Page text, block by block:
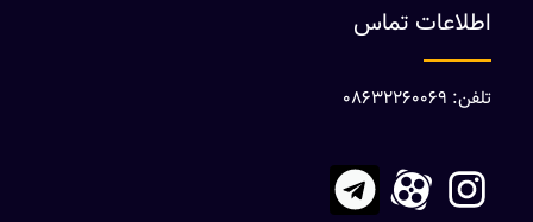
اطلاعات تماس
تلفن: 08632260069